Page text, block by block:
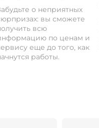
о неприятных
вы сможете
всю
по ценам и
еще до того, как
работы.